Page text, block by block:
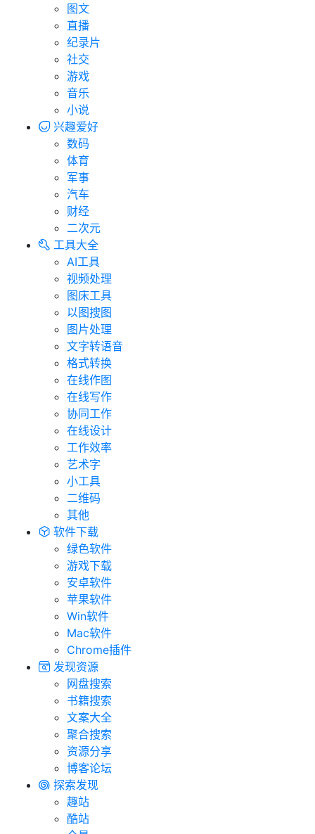
图文
直播
纪录片
社交
游戏
音乐
小说
兴趣爱好
数码
体育
军事
汽车
财经
二次元
工具大全
AI工具
视频处理
图床工具
以图搜图
图片处理
文字转语音
格式转换
在线作图
在线写作
协同工作
在线设计
工作效率
艺术字
小工具
二维码
其他
软件下载
绿色软件
游戏下载
安卓软件
苹果软件
Win软件
Mac软件
Chrome插件
发现资源
网盘搜索
书籍搜索
文案大全
聚合搜索
资源分享
博客论坛
探索发现
趣站
酷站